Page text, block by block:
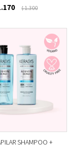
$1.300
SHAMPOO +